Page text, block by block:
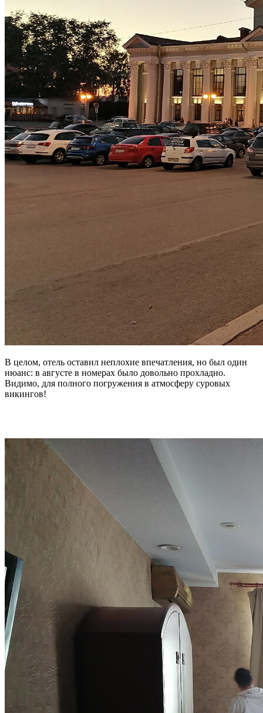
В целом, отель оставил неплохие впечатления, но был один
нюанс: в августе в номерах было довольно прохладно.
Видимо, для полного погружения в атмосферу суровых
викингов!